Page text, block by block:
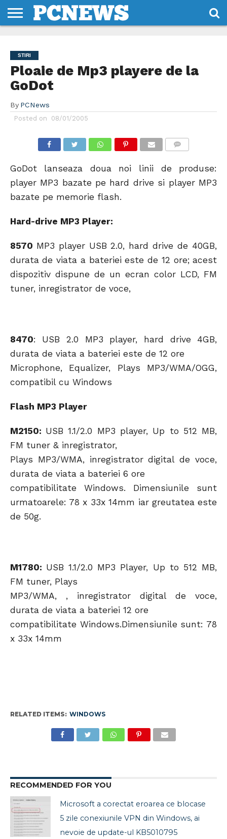
NOI
SI
CONDITII
STIRI
Ploaie de Mp3 playere de la
GoDot
By PCNews
Posted on 08/01/2005
GoDot lanseaza doua noi linii de produse:
player MP3 bazate pe hard drive si player MP3
bazate pe memorie flash.
Hard-drive MP3 Player:
8570 MP3 player USB 2.0, hard drive de 40GB,
durata de viata a bateriei este de 12 ore; acest
dispozitiv dispune de un ecran color LCD, FM
tuner, inregistrator de voce,
8470: USB 2.0 MP3 player, hard drive 4GB,
durata de viata a bateriei este de 12 ore
Microphone, Equalizer, Plays MP3/WMA/OGG,
compatibil cu Windows
Flash MP3 Player
M2150: USB 1.1/2.0 MP3 player, Up to 512 MB,
FM tuner & inregistrator,
Plays MP3/WMA, inregistrator digital de voce,
durata de viata a bateriei 6 ore
compatibilitate Windows. Dimensiunile sunt
urmatoarele: 78 x 33x 14mm iar greutatea este
de 50g.
M1780: USB 1.1/2.0 MP3 Player, Up to 512 MB,
FM tuner, Plays
MP3/WMA, , inregistrator digital de voce,
durata de viata a bateriei 12 ore
compatibilitate Windows.Dimensiunile sunt: 78
x 33x 14mm
RELATED ITEMS: WINDOWS
RECOMMENDED FOR YOU
Microsoft a corectat eroarea ce blocase
5 zile conexiunile VPN din Windows, ai
nevoie de update-ul KB5010795